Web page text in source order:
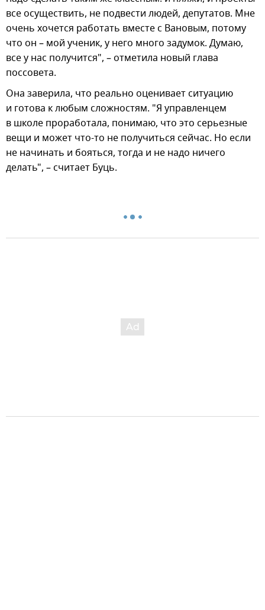
все осуществить, не подвести людей, депутатов. Мне
очень хочется работать вместе с Вановым, потому
что он – мой ученик, у него много задумок. Думаю,
все у нас получится", – отметила новый глава
поссовета.
Она заверила, что реально оценивает ситуацию
и готова к любым сложностям. "Я управленцем
в школе проработала, понимаю, что это серьезные
вещи и может что-то не получиться сейчас. Но если
не начинать и бояться, тогда и не надо ничего
делать", – считает Буць.